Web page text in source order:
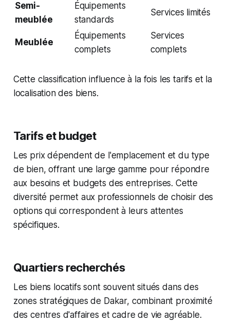
Semi-
meublée
Équipements
standards
Services limités
Meublée
Équipements
complets
Services
complets
Cette classification influence à la fois les tarifs et la
localisation des biens.
Tarifs et budget
Les prix dépendent de l'emplacement et du type
de bien, offrant une large gamme pour répondre
aux besoins et budgets des entreprises. Cette
diversité permet aux professionnels de choisir des
options qui correspondent à leurs attentes
spécifiques.
Quartiers recherchés
Les biens locatifs sont souvent situés dans des
zones stratégiques de Dakar, combinant proximité
des centres d'affaires et cadre de vie agréable.